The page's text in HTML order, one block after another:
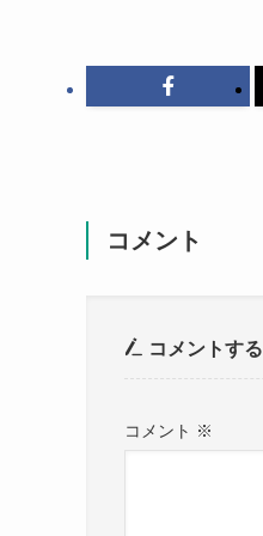
コメント
コメントする
コメント ※